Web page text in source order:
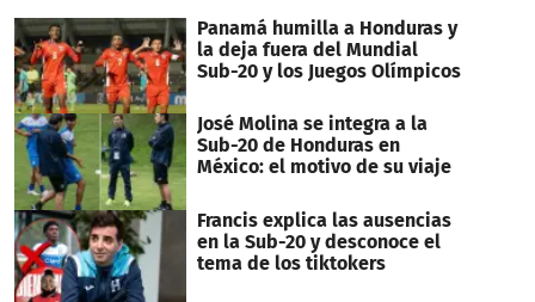
Panamá humilla a Honduras y
la deja fuera del Mundial
Sub-20 y los Juegos Olímpicos
José Molina se integra a la
Sub-20 de Honduras en
México: el motivo de su viaje
Francis explica las ausencias
en la Sub-20 y desconoce el
tema de los tiktokers